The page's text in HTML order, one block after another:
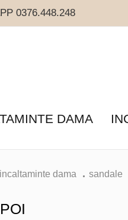
0376.448.248
DAMA
incaltaminte dama sandale